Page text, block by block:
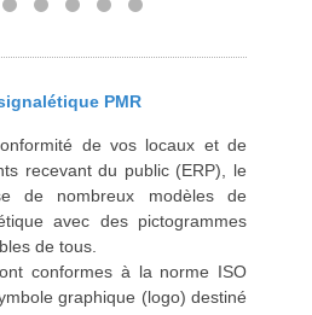
PMR
de vos locaux et de
recevant du public (ERP), le
de nombreux modèles de
avec des pictogrammes
de tous.
conformes à la norme ISO
graphique (logo) destiné